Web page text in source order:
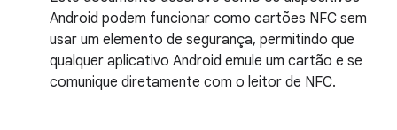
Android podem funcionar como cartões NFC sem
usar um elemento de segurança, permitindo que
qualquer aplicativo Android emule um cartão e se
comunique diretamente com o leitor de NFC.